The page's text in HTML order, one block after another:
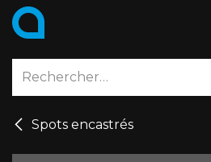
Se rendre au contenu
Spots encastrés